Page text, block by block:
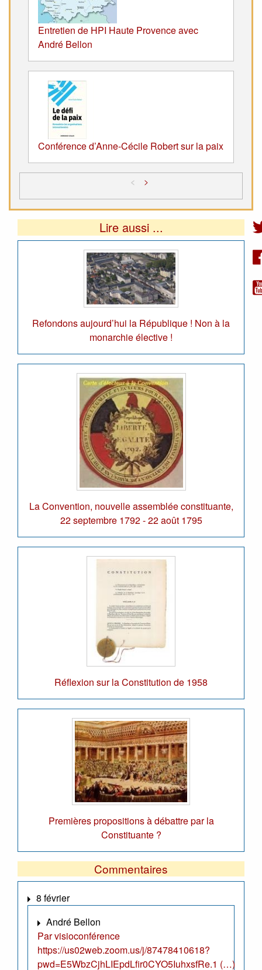
Entretien de HPI Haute Provence avec
André Bellon
Conférence d’Anne-Cécile Robert sur la paix
< >
Lire aussi ...
Refondons aujourd’hui la République ! Non à la
monarchie élective !
La Convention, nouvelle assemblée constituante,
22 septembre 1792 - 22 août 1795
Réflexion sur la Constitution de 1958
Premières propositions à débattre par la
Constituante ?
Commentaires
8 février
André Bellon
Par visioconférence
https://us02web.zoom.us/j/87478410618?
pwd=E5WbzCjhLIEpdLfir0CYO5IuhxsfRe.1 (…)